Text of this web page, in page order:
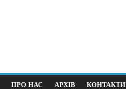
ПРО НАС АРХІВ КОНТАКТИ